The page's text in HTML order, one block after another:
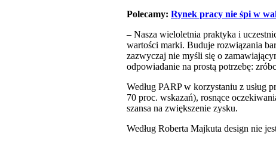
Polecamy: Rynek pracy nie śpi w
– Nasza wieloletnia praktyka i
wartości marki. Buduje rozwiązania
zazwyczaj nie myśli się o
odpowiadanie na prostą potrzebę:
Według PARP w korzystaniu z usług
70 proc. wskazań), rosnące
szansa na zwiększenie zysku.
Według Roberta Majkuta design nie